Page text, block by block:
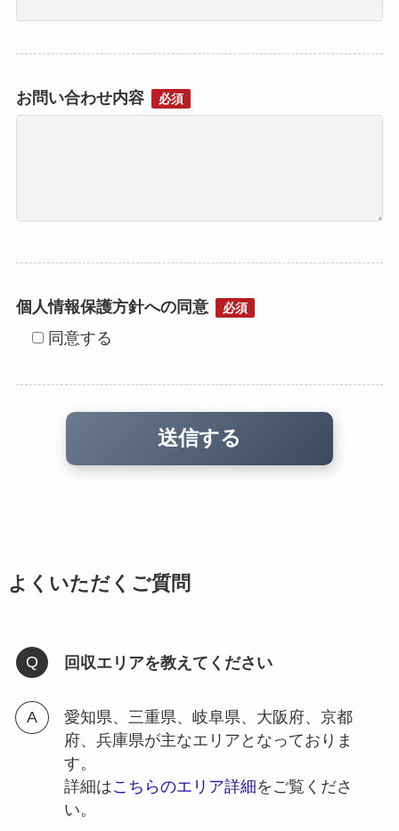
お問い合わせ内容 必須
個人情報保護方針への同意 必須
同意する
よくいただくご質問
回収エリアを教えてください
愛知県、三重県、岐阜県、大阪府、京都
府、兵庫県が主なエリアとなっておりま
す。
詳細はこちらのエリア詳細をご覧くださ
い。